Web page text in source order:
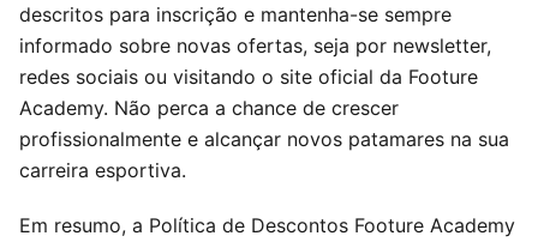
descritos para inscrição e mantenha-se sempre
informado sobre novas ofertas, seja por newsletter,
redes sociais ou visitando o site oficial da Footure
Academy. Não perca a chance de crescer
profissionalmente e alcançar novos patamares na sua
carreira esportiva.
Em resumo, a Política de Descontos Footure Academy